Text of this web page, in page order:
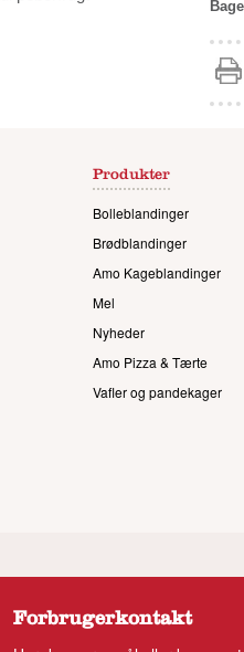
Produkter
Bolleblandinger
Brødblandinger
Amo Kageblandinger
Mel
Nyheder
Amo Pizza & Tærte
Vafler og pandekager
Forbrugerkontakt